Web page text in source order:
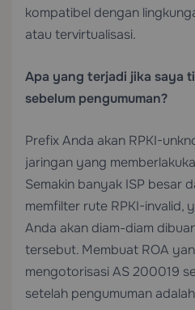
kompatibel dengan
atau tervirtualisasi.
Apa yang terjadi jika saya
sebelum pengumuman?
Prefix Anda akan RPKI-
jaringan yang
Semakin banyak ISP besar
memfilter rute RPKI-invalid,
Anda akan diam-diam
tersebut. Membuat ROA
mengotorisasi AS 200019
setelah pengumuman